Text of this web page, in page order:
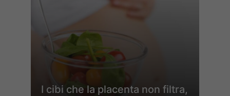
I cibi che la placenta non filtra,